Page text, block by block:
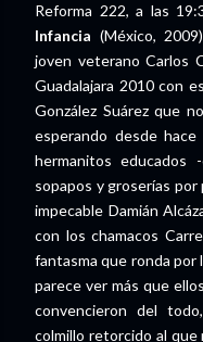
Reforma 222, a las
Infancia (México,
joven veterano Carlos
Guadalajara 2010 con
González Suárez que
esperando desde
hermanitos
sopapos y groserías
impecable Damián
con los chamacos
fantasma que ronda por
parece ver más que
convencieron del
colmillo retorcido al que